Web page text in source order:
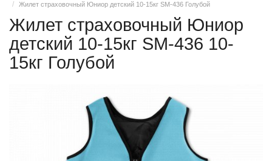
Жилет страховочный Юниор детский 10-15кг SM-436 Голубой
Жилет страховочный Юниор
детский 10-15кг SM-436 10-
15кг Голубой